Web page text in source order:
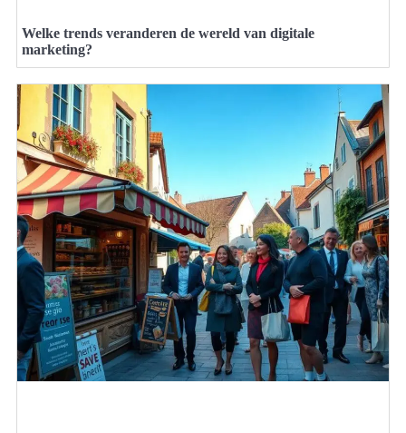
Welke trends veranderen de wereld van digitale
marketing?